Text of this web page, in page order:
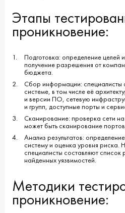
Этапы
проникновение:
Подготовка: определение целей
получение разрешения от
бюджета.
Сбор информации: специалисты
системе, в том числе её
и версии ПО, сетевую
и групп, доступные порты и
Сканирование: проверка сети
может быть сканирование
Анализ результатов:
систему и оценка уровня риска.
специалисты составляют
найденных уязвимостей.
Методики
проникновение: